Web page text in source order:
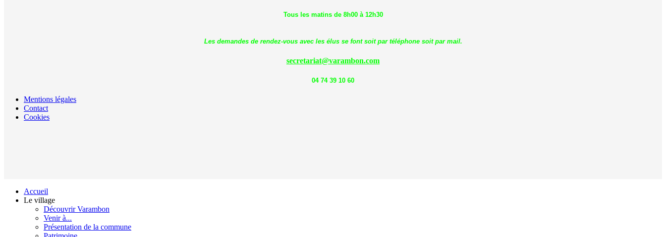
Tous les matins de 8h00 à 12h30
Les demandes de rendez-vous avec les élus se font soit par téléphone soit par mail.
secretariat@varambon.com
04 74 39 10 60
Mentions légales
Contact
Cookies
Accueil
Le village
Découvrir Varambon
Venir à...
Présentation de la commune